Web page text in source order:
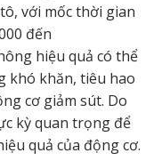
với mốc thời gian
đến
hiệu quả có thể
khó khăn, tiêu hao
cơ giảm sút. Do
kỳ quan trọng để
quả của động cơ.